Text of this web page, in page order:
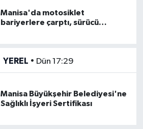
Manisa'da motosiklet
bariyerlere çarptı, sürücü
YEREL • Dün 17:29
Manisa Büyükşehir Belediyesi'ne
Sağlıklı İşyeri Sertifikası